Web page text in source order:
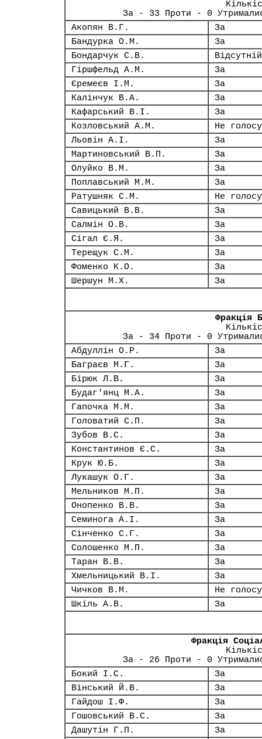
За - 33 Проти - 0
Акопян В.Г.
За
Бандурка О.М.
За
Бондарчук С.В.
Відсутній
Гіршфельд А.М.
За
Єремеєв І.М.
За
Калінчук В.А.
За
Кафарський В.І.
За
Козловський А.М.
Не
Льовін А.І.
За
Мартиновський В.П.
За
Олуйко В.М.
За
Поплавський М.М.
За
Ратушняк С.М.
Не
Савицький В.В.
За
Салмін О.В.
За
Сігал Є.Я.
За
Терещук С.М.
За
Фоменко К.О.
За
Шершун М.Х.
За
Фракція
За - 34 Проти - 0
Абдуллін О.Р.
За
Баграєв М.Г.
За
Бірюк Л.В.
За
Будаг'янц М.А.
За
Гапочка М.М.
За
Головатий С.П.
За
Зубов В.С.
За
Константинов Є.С.
За
Крук Ю.Б.
За
Лукашук О.Г.
За
Мельников М.П.
За
Онопенко В.В.
За
Семинога А.І.
За
Сінченко С.Г.
За
Солошенко М.П.
За
Таран В.В.
За
Хмельницький В.І.
За
Чичков В.М.
Не
Шкіль А.В.
За
Фракція
За - 26 Проти - 0
Бокий І.С.
За
Вінський Й.В.
За
Гайдош І.Ф.
За
Гошовський В.С.
За
Дашутін Г.П.
За